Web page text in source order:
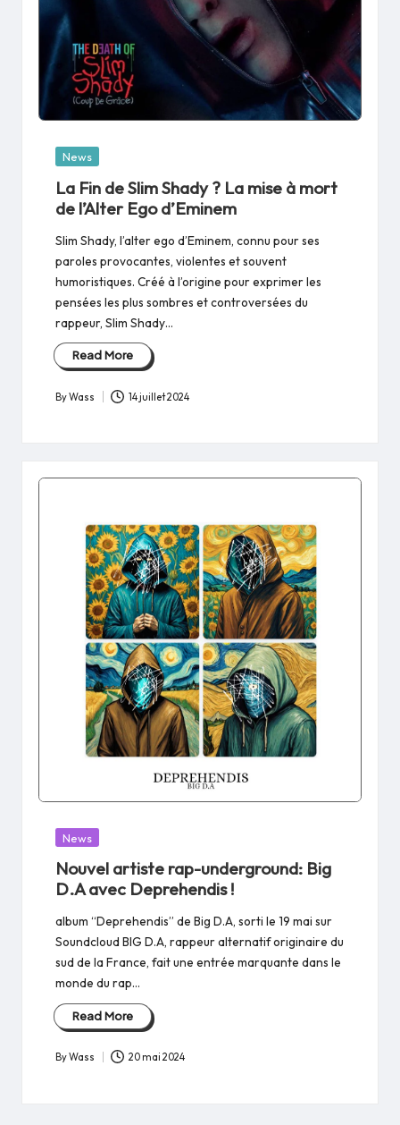
Posted
News
La Fin de Slim Shady ? La mise à mort
de l’Alter Ego d’Eminem
Slim Shady, l’alter ego d’Eminem, connu pour ses
paroles provocantes, violentes et souvent
humoristiques. Créé à l’origine pour exprimer les
pensées les plus sombres et controversées du
rappeur, Slim Shady…
Read More
Posted
ByWass 14 juillet 2024
Posted
News
Nouvel artiste rap-underground: Big
D.A avec Deprehendis !
album “Deprehendis” de Big D.A, sorti le 19 mai sur
Soundcloud BIG D.A, rappeur alternatif originaire du
sud de la France, fait une entrée marquante dans le
monde du rap…
Read More
Posted
ByWass 20 mai 2024